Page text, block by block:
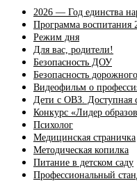
2026 — Год единства
Программа воспитания
Режим дня
Для вас, родители!
Безопасность ДОУ
Безопасность
Видеофильм о
Дети с ОВЗ. Доступная
Конкурс «Лидер
Психолог
Медицинская страничка
Методическая копилка
Питание в детском саду
Профессиональный